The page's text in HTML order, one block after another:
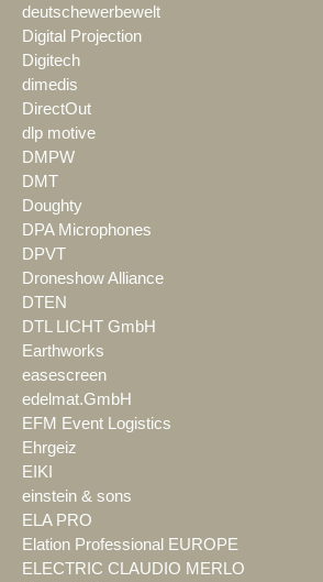
deutschewerbewelt
Digital Projection
Digitech
dimedis
DirectOut
dlp motive
DMPW
DMT
Doughty
DPA Microphones
DPVT
Droneshow Alliance
DTEN
DTL LICHT GmbH
Earthworks
easescreen
edelmat.GmbH
EFM Event Logistics
Ehrgeiz
EIKI
einstein & sons
ELA PRO
Elation Professional EUROPE
ELECTRIC CLAUDIO MERLO